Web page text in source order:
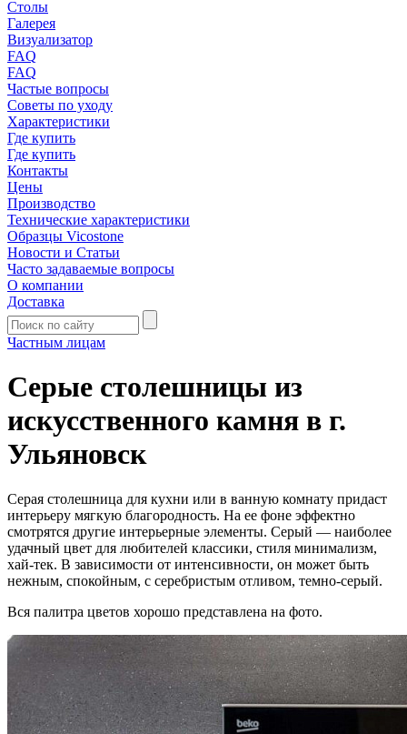
Столы
Галерея
Визуализатор
FAQ
FAQ
Частые вопросы
Советы по уходу
Характеристики
Где купить
Где купить
Контакты
Цены
Производство
Технические характеристики
Образцы Vicostone
Новости и Статьи
Часто задаваемые вопросы
О компании
Доставка
Частным лицам
Серые столешницы из
искусственного камня в г.
Ульяновск
Серая столешница для кухни или в ванную комнату придаст
интерьеру мягкую благородность. На ее фоне эффектно
смотрятся другие интерьерные элементы. Серый — наиболее
удачный цвет для любителей классики, стиля минимализм,
хай-тек. В зависимости от интенсивности, он может быть
нежным, спокойным, с серебристым отливом, темно-серый.
Вся палитра цветов хорошо представлена на фото.